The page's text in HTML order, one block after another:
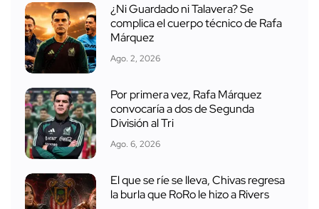
¿Ni Guardado ni Talavera? Se
complica el cuerpo técnico de Rafa
Márquez
Ago. 2, 2026
Por primera vez, Rafa Márquez
convocaría a dos de Segunda
División al Tri
Ago. 6, 2026
El que se ríe se lleva, Chivas regresa
la burla que RoRo le hizo a Rivers